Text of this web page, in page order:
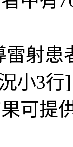
雷射
小3行
可提